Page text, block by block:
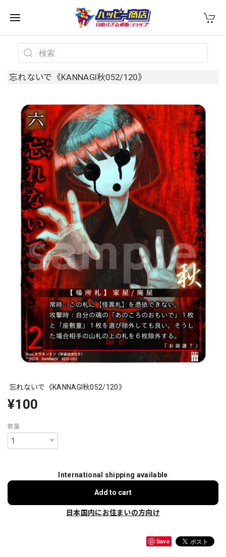
忘れないで《KANNAGI秋052/120》
忘れないで《KANNAGI秋052/120》
¥100
数量
International shipping available
Add to cart
日本国内にお住まいの方向け
Save